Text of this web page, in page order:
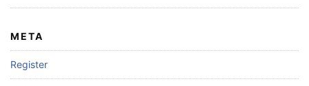
META
Register